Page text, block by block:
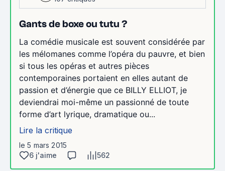
Gants de boxe ou tutu ?
La comédie musicale est souvent considérée par
les mélomanes comme l’opéra du pauvre, et bien
si tous les opéras et autres pièces
contemporaines portaient en elles autant de
passion et d’énergie que ce BILLY ELLIOT, je
deviendrai moi-même un passionné de toute
forme d’art lyrique, dramatique ou...
Lire la critique
le 5 mars 2015
6 j'aime
562